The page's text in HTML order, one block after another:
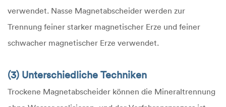
verwendet. Nasse Magnetabscheider werden zur
Trennung feiner starker magnetischer Erze und feiner
schwacher magnetischer Erze verwendet.
(3) Unterschiedliche Techniken
Trockene Magnetabscheider können die Mineraltrennung